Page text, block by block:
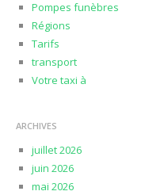
Pompes funèbres
Régions
Tarifs
transport
Votre taxi à
ARCHIVES
juillet 2026
juin 2026
mai 2026